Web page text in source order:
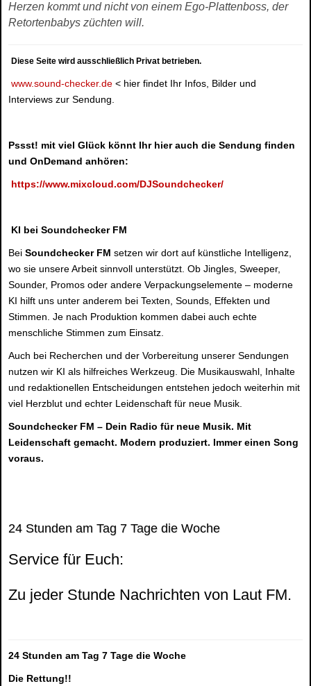
Herzen kommt und nicht von einem Ego-Plattenboss, der
Retortenbabys züchten will.
Diese Seite wird ausschließlich Privat betrieben.
www.sound-checker.de < hier findet Ihr Infos, Bilder und
Interviews zur Sendung.
Pssst! mit viel Glück könnt Ihr hier auch die Sendung finden
und OnDemand anhören:
https://www.mixcloud.com/DJSoundchecker/
KI bei Soundchecker FM
Bei Soundchecker FM setzen wir dort auf künstliche Intelligenz,
wo sie unsere Arbeit sinnvoll unterstützt. Ob Jingles, Sweeper,
Sounder, Promos oder andere Verpackungselemente – moderne
KI hilft uns unter anderem bei Texten, Sounds, Effekten und
Stimmen. Je nach Produktion kommen dabei auch echte
menschliche Stimmen zum Einsatz.
Auch bei Recherchen und der Vorbereitung unserer Sendungen
nutzen wir KI als hilfreiches Werkzeug. Die Musikauswahl, Inhalte
und redaktionellen Entscheidungen entstehen jedoch weiterhin mit
viel Herzblut und echter Leidenschaft für neue Musik.
Soundchecker FM – Dein Radio für neue Musik. Mit
Leidenschaft gemacht. Modern produziert. Immer einen Song
voraus.
24 Stunden am Tag 7 Tage die Woche
Service für Euch:
Zu jeder Stunde Nachrichten von Laut FM.
24 Stunden am Tag 7 Tage die Woche
Die Rettung!!